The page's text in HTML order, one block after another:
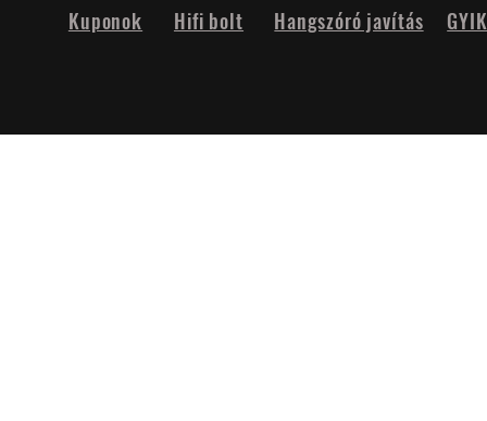
Hifi bolt
Kuponok Hangszóró javítás GYIK